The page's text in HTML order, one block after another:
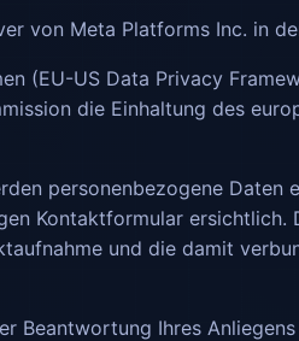
von Meta Platforms Inc. in
(EU-US Data Privacy
die Einhaltung des
personenbezogene Daten
Kontaktformular ersichtlich.
und die damit
Beantwortung Ihres